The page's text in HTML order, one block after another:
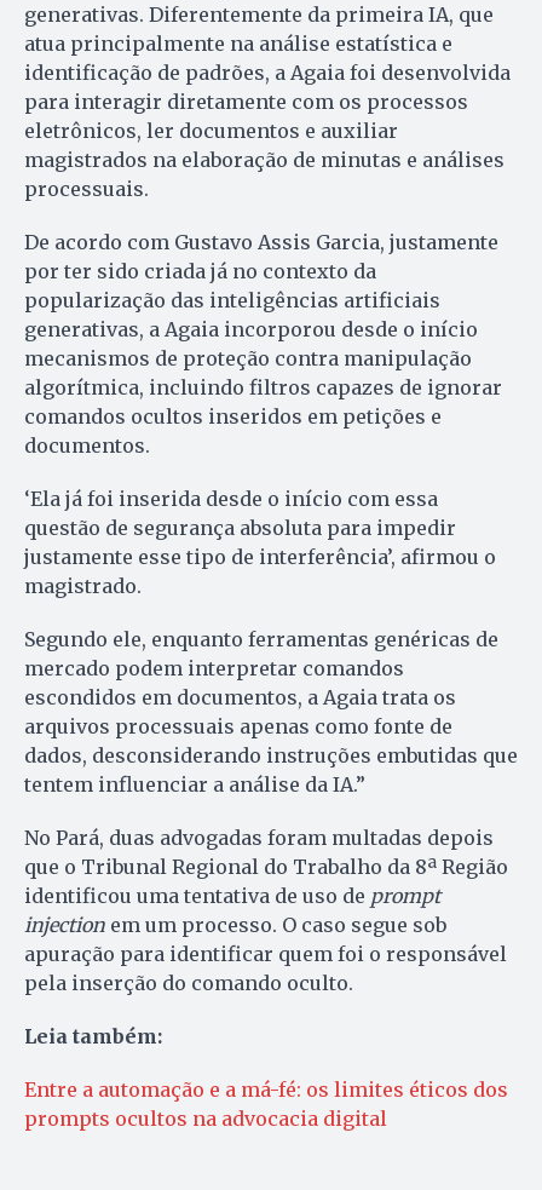
generativas. Diferentemente da primeira IA, que
atua principalmente na análise estatística e
identificação de padrões, a Agaia foi desenvolvida
para interagir diretamente com os processos
eletrônicos, ler documentos e auxiliar
magistrados na elaboração de minutas e análises
processuais.
De acordo com Gustavo Assis Garcia, justamente
por ter sido criada já no contexto da
popularização das inteligências artificiais
generativas, a Agaia incorporou desde o início
mecanismos de proteção contra manipulação
algorítmica, incluindo filtros capazes de ignorar
comandos ocultos inseridos em petições e
documentos.
‘Ela já foi inserida desde o início com essa
questão de segurança absoluta para impedir
justamente esse tipo de interferência’, afirmou o
magistrado.
Segundo ele, enquanto ferramentas genéricas de
mercado podem interpretar comandos
escondidos em documentos, a Agaia trata os
arquivos processuais apenas como fonte de
dados, desconsiderando instruções embutidas que
tentem influenciar a análise da IA.”
No Pará, duas advogadas foram multadas depois
que o Tribunal Regional do Trabalho da 8ª Região
identificou uma tentativa de uso de prompt
injection em um processo. O caso segue sob
apuração para identificar quem foi o responsável
pela inserção do comando oculto.
Leia também:
Entre a automação e a má-fé: os limites éticos dos
prompts ocultos na advocacia digital